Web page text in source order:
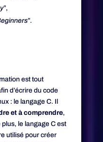
”,
”.
est tout
d’écrire du code
: le langage C. Il
et à comprendre,
le langage C est
utilisé pour créer